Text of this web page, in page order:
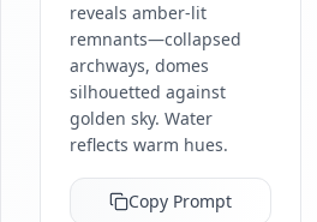
reveals amber-lit
remnants—collapsed
archways, domes
silhouetted against
golden sky. Water
reflects warm hues.
Copy Prompt